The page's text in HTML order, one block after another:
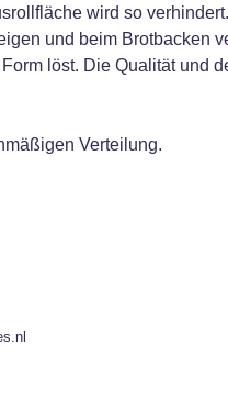
wird so verhindert.
und beim
löst. Die Qualität
Verteilung.